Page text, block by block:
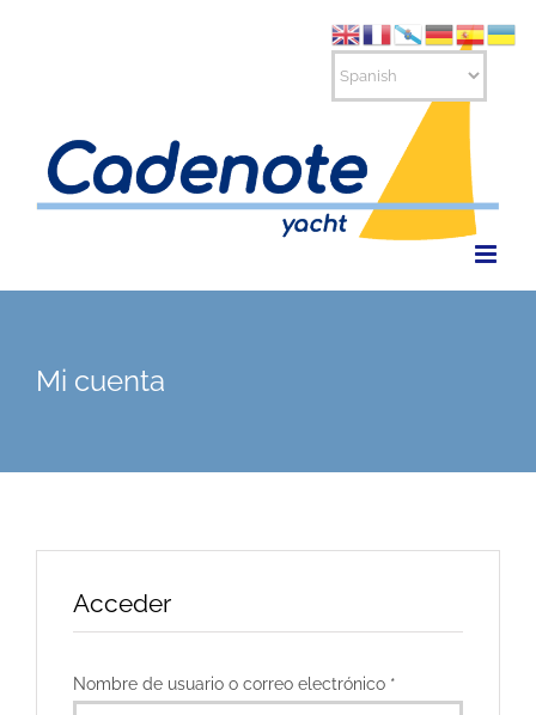
Mi cuenta
Acceder
Nombre de usuario o correo electrónico *